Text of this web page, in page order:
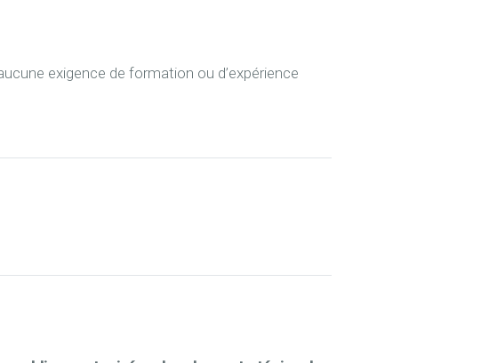
exigence de formation ou d’expérience